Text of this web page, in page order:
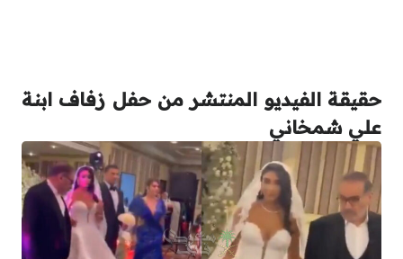
حقيقة الفيديو المنتشر من حفل زفاف ابنة
علي شمخاني